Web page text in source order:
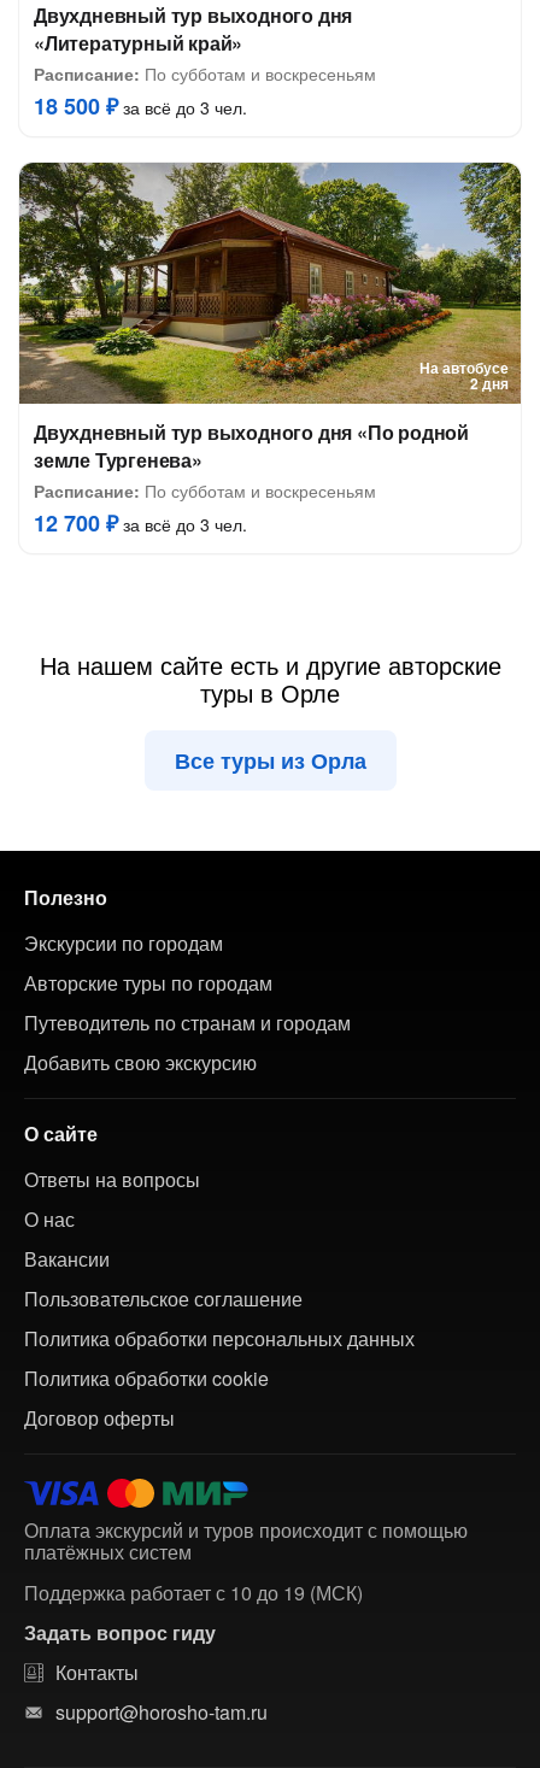
Двухдневный тур выходного дня
«Литературный край»
Расписание: По субботам и воскресеньям
18 500 ₽за всё до 3 чел.
На автобусе
2 дня
Двухдневный тур выходного дня «По родной
земле Тургенева»
Расписание: По субботам и воскресеньям
12 700 ₽за всё до 3 чел.
На нашем сайте есть и другие авторские
туры в Орле
Все туры из Орла
Полезно
Экскурсии по городам
Авторские туры по городам
Путеводитель по странам и городам
Добавить свою экскурсию
О сайте
Ответы на вопросы
О нас
Вакансии
Пользовательское соглашение
Политика обработки персональных данных
Политика обработки cookie
Договор оферты
Оплата экскурсий и туров происходит с помощью
платёжных систем
Поддержка работает с 10 до 19 (МСК)
Задать вопрос гиду
Контакты
support@horosho-tam.ru